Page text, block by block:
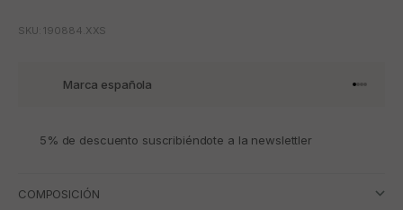
SKU: 190884.XXS
Marca española Ir al
Ir al
Ir al
Ir al
5% de descuento suscribiéndote a la newslettler
COMPOSICIÓN